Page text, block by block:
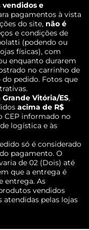
vendidos e
pagamentos à vista
do site, não é
e condições de
(podendo ou
físicas), com
enquanto durarem
no carrinho de
pedido. Fotos que
Grande Vitória/ES,
acima de R$
CEP informado no
logística e às
só é considerado
pagamento. O
de 02 (Dois) até
que a entrega é
entrega. As
vendidos
atendidas pelas lojas